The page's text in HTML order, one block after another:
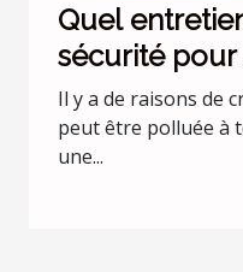
Quel
sécurité pour
Il y a de raisons de
peut être polluée à
une...